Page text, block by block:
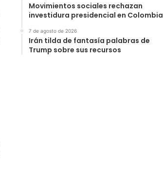
Movimientos sociales rechazan
investidura presidencial en Colombia
7 de agosto de 2026
Irán tilda de fantasía palabras de
Trump sobre sus recursos